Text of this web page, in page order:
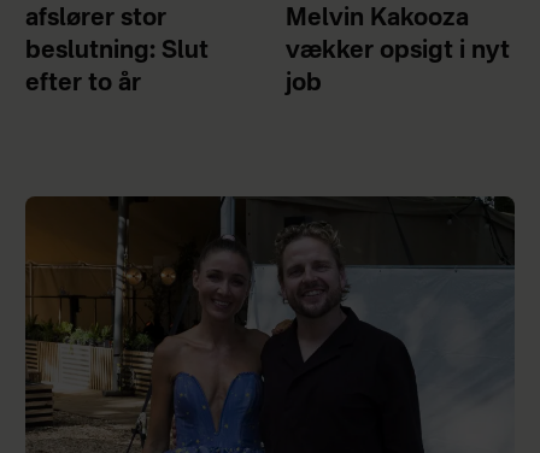
afslører stor
beslutning: Slut
efter to år
Melvin Kakooza
vækker opsigt i nyt
job